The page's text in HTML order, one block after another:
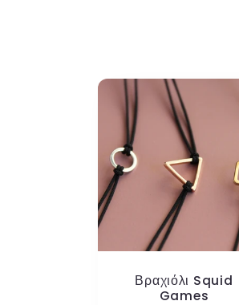
λ
ο
γ
ή
:
Βραχιόλι Squid
Games